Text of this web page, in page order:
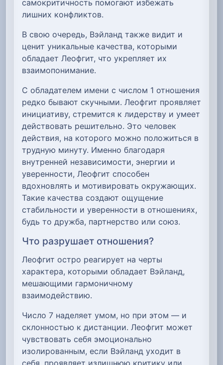
самокритичность помогают избежать
лишних конфликтов.
В свою очередь, Вэйланд также видит и
ценит уникальные качества, которыми
обладает Леофгит, что укрепляет их
взаимопонимание.
С обладателем имени с числом 1 отношения
редко бывают скучными. Леофгит проявляет
инициативу, стремится к лидерству и умеет
действовать решительно. Это человек
действия, на которого можно положиться в
трудную минуту. Именно благодаря
внутренней независимости, энергии и
уверенности, Леофгит способен
вдохновлять и мотивировать окружающих.
Такие качества создают ощущение
стабильности и уверенности в отношениях,
будь то дружба, партнерство или союз.
Что разрушает отношения?
Леофгит остро реагирует на черты
характера, которыми обладает Вэйланд,
мешающими гармоничному
взаимодействию.
Число 7 наделяет умом, но при этом — и
склонностью к дистанции. Леофгит может
чувствовать себя эмоционально
изолированным, если Вэйланд уходит в
себя, проявляет излишнюю критику или